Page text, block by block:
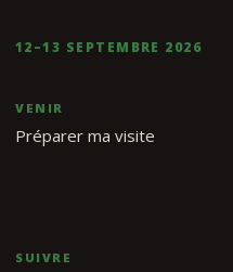
12–13 SEPTEMBRE 2026
VENIR
Préparer ma visite
SUIVRE